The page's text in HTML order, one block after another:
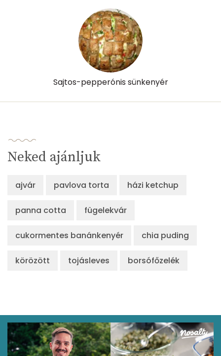
Sajtos-pepperónis sünkenyér
Neked ajánljuk
ajvár pavlova torta házi ketchup
panna cotta fügelekvár
cukormentes banánkenyér chia puding
körözött tojásleves borsófőzelék